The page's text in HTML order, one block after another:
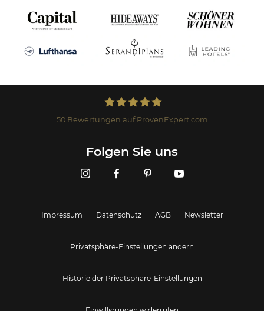
50Bewertungen auf ProvenExpert.com
Folgen Sie uns
Impressum Datenschutz AGB Newsletter
Privatsphäre-Einstellungen ändern
Historie der Privatsphäre-Einstellungen